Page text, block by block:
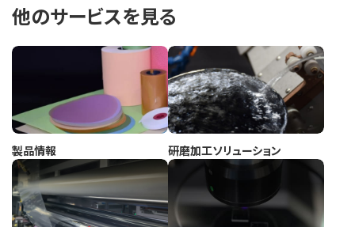
他のサービスを見る
製品情報 研磨加工ソリューション